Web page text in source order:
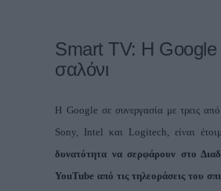
Smart TV: Η Google
σαλόνι
Η Google σε συνεργασία με τρεις από
Sony, Intel και Logitech, είναι
δυνατότητα να σερφάρουν στο
YouTube από τις τηλεοράσεις του